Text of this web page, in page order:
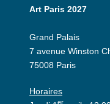
Art Paris 2027
Grand Palais
7 avenue Winston
75008 Paris
Horaires
er